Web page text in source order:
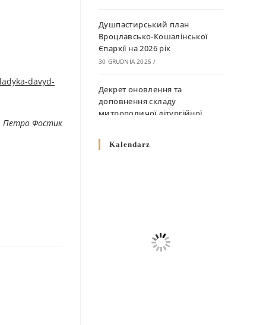
davyd-
Петро Фостик
Душпастирський план
Вроцлавсько-Кошалінської
Єпархії на 2026 рік
30 GRUDNIA 2025 /
Декрет оновлення та
доповнення складу
митрополичої літургійної
10 GRUDNIA 2025
Декрет про відзначення
Великодня і всіх рухомих
Kalendarz